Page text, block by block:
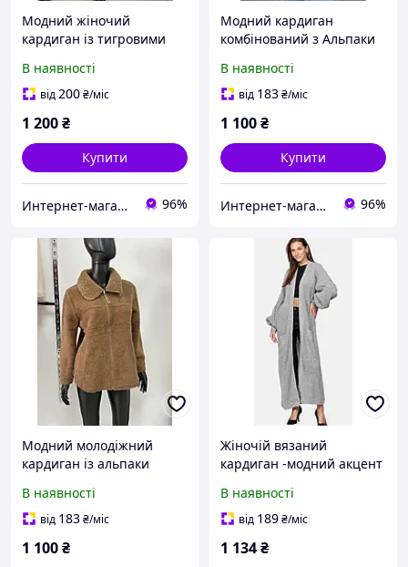
Модний жіночий
кардиган із тигровими
В наявності
від200₴/міс
1 200₴
Купити
Интернет-магазин "Puhovik-sharf" 96%
Модний кардиган
комбінований з Альпаки
В наявності
від 183₴/міс
1 100₴
Купити
Интернет-магазин "Puhovik-sharf" 96%
Модний молодіжний
кардиган із альпаки
В наявності
від 183₴/міс
1 100₴
Жіночій вязаний
кардиган -модний акцент
турецька вʼязка
універсальний
В наявності
від 189₴/міс
1 134₴